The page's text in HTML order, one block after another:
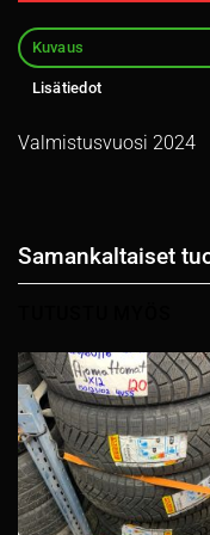
Kuvaus
Lisätiedot
Valmistusvuosi 2024
Samankaltaiset